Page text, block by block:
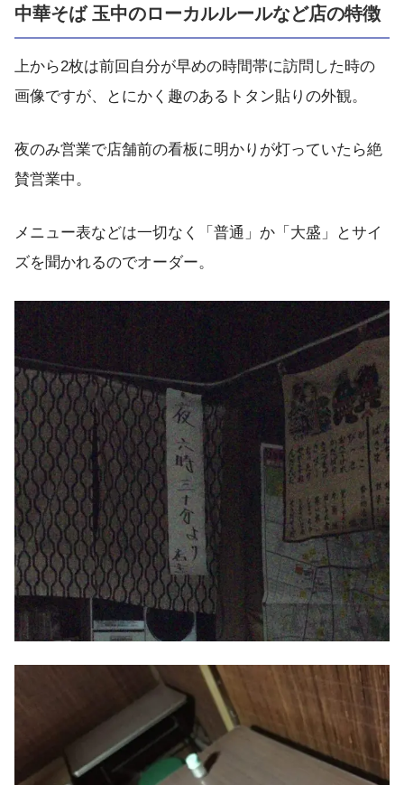
中華そば 玉中のローカルルールなど店の特徴
上から2枚は前回自分が早めの時間帯に訪問した時の
画像ですが、とにかく趣のあるトタン貼りの外観。
夜のみ営業で店舗前の看板に明かりが灯っていたら絶
賛営業中。
メニュー表などは一切なく「普通」か「大盛」とサイ
ズを聞かれるのでオーダー。